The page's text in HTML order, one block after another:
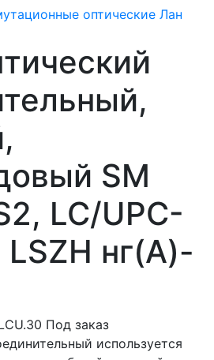
оптические Лан
SM
LC/UPC-
LSZH нг(A)-
Под заказ
используется